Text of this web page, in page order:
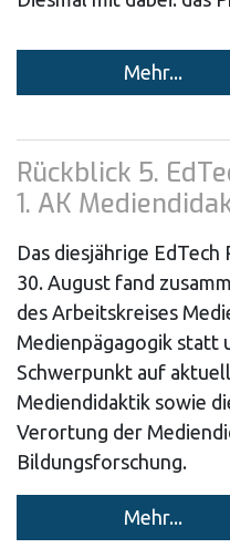
Mehr...
Rückblick 5.
1. AK
Das diesjährige EdTech
30. August fand
des Arbeitskreises
Medienpägagogik statt
Schwerpunkt auf
Mediendidaktik sowie
Verortung der
Bildungsforschung.
Mehr...